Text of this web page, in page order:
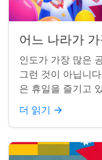
어느 나라가
인도가 가장 많은
그런 것이 아닙니
은 휴일을 즐기고
적 기념일이 혼합
더 읽기 →